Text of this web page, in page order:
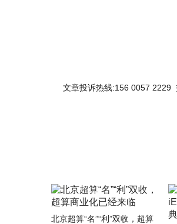
文章投诉热线:156 0057 2229
北京超算“名”“利”双收，超算